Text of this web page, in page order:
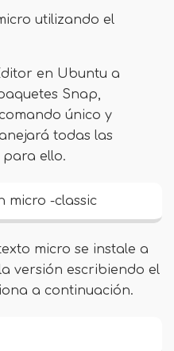
utilizando el
en Ubuntu a
Snap,
único y
todas las
ello.
micro -classic
micro se instale a
versión escribiendo el
a continuación.